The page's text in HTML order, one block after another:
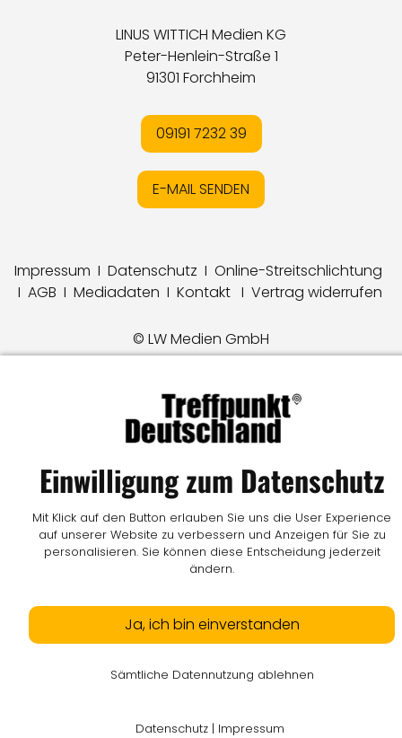
LINUS WITTICH Medien KG
Peter-Henlein-Straße 1
91301 Forchheim
09191 7232 39
E-MAIL SENDEN
Impressum I Datenschutz I Online-Streitschlichtung
I AGB I Mediadaten I Kontakt I Vertrag widerrufen
© LW Medien GmbH
Einwilligung zum Datenschutz
Mit Klick auf den Button erlauben Sie uns die User Experience
auf unserer Website zu verbessern und Anzeigen für Sie zu
personalisieren. Sie können diese Entscheidung jederzeit
ändern.
Ja, ich bin einverstanden
Sämtliche Datennutzung ablehnen
Datenschutz | Impressum